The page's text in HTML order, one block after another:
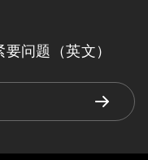
问题（英文）